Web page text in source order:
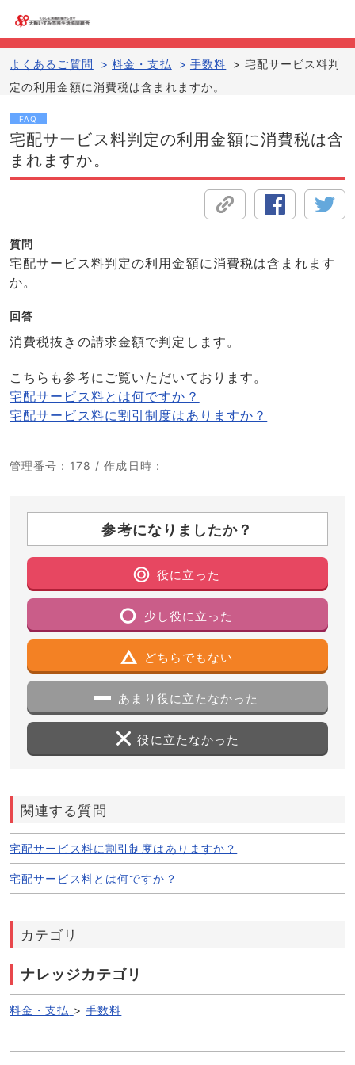
よくあるご質問 > 料金・支払 > 手数料 > 宅配サービス料判
定の利用金額に消費税は含まれますか。
FAQ
宅配サービス料判定の利用金額に消費税は含
まれますか。
質問
宅配サービス料判定の利用金額に消費税は含まれます
か。
回答
消費税抜きの請求金額で判定します。
こちらも参考にご覧いただいております。
宅配サービス料とは何ですか？
宅配サービス料に割引制度はありますか？
管理番号 ：178 /作成日時 ：
参考になりましたか？
役に立った
少し役に立った
どちらでもない
あまり役に立たなかった
役に立たなかった
関連する質問
宅配サービス料に割引制度はありますか？
宅配サービス料とは何ですか？
カテゴリ
ナレッジカテゴリ
料金・支払 > 手数料